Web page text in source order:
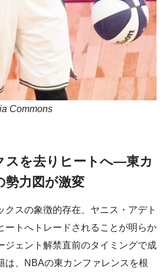
Commons
スを去りヒートへ―東カ
勢力図が激変
クスの象徴的存在、ヤニス・アデト
ートへトレードされることが明らか
ジェント解禁直前のタイミングで成
は、NBAの東カンファレンスを根